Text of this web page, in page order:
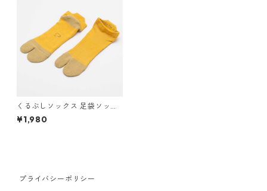
くるぶしソックス 足袋ソック
ス 日本製 100percent 100%
COMFOR TOE - Trip 100パ
¥1,980
プライバシーポリシー